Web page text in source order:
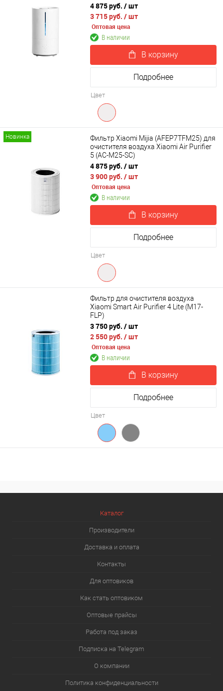
4 875 руб. / шт
3 715 руб. / шт
Оптовая цена
В наличии
В корзину
Подробнее
Цвет
Новинка
Фильтр Xiaomi Mijia (AFEP7TFM25) для
очистителя воздуха Xiaomi Air Purifier
5 (AC-M25-SC)
4 875 руб. / шт
3 900 руб. / шт
Оптовая цена
В наличии
В корзину
Подробнее
Цвет
Фильтр для очистителя воздуха
Xiaomi Smart Air Purifier 4 Lite (M17-
FLP)
3 750 руб. / шт
2 550 руб. / шт
Оптовая цена
В наличии
В корзину
Подробнее
Цвет
Каталог
Производители
Доставка и оплата
Контакты
Для оптовиков
Как стать оптовиком
Оптовые прайсы
Работа под заказ
Подписка на Telegram
О компании
Политика конфиденциальности